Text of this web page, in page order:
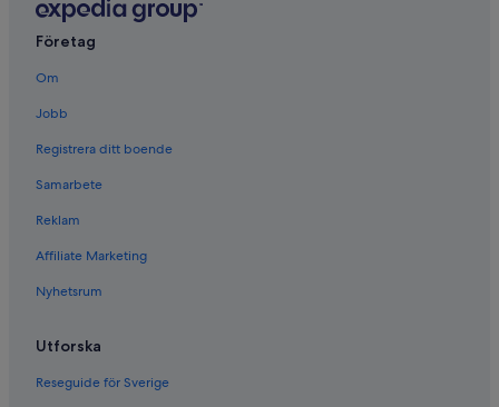
Företag
Om
Jobb
Registrera ditt boende
Samarbete
Reklam
Affiliate Marketing
Nyhetsrum
Utforska
Reseguide för Sverige